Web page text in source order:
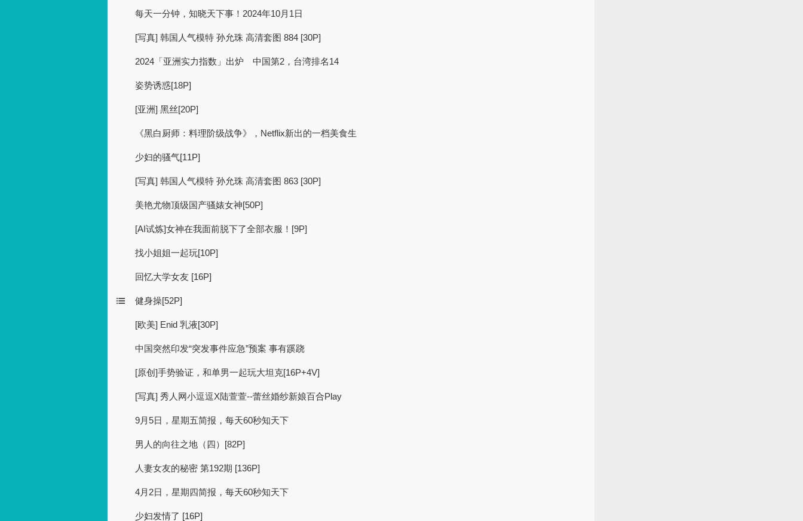
每天一分钟，知晓天下事！2024年10月1日
[写真] 韩国人气模特 孙允珠 高清套图 884 [30P]
2024「亚洲实力指数」出炉 中国第2，台湾排名14
姿势诱惑[18P]
[亚洲] 黑丝[20P]
《黑白厨师：料理阶级战争》，Netflix新出的一档美食生
少妇的骚气[11P]
[写真] 韩国人气模特 孙允珠 高清套图 863 [30P]
美艳尤物顶级国产骚婊女神[50P]
[AI试炼]女神在我面前脱下了全部衣服！[9P]
找小姐姐一起玩[10P]
回忆大学女友 [16P]
健身操[52P]
[欧美] Enid 乳液[30P]
中国突然印发“突发事件应急”预案 事有蹊跷
[原创]手势验证，和单男一起玩大坦克[16P+4V]
[写真] 秀人网小逗逗X陆萱萱--蕾丝婚纱新娘百合Play
9月5日，星期五简报，每天60秒知天下
男人的向往之地（四）[82P]
人妻女友的秘密 第192期 [136P]
4月2日，星期四简报，每天60秒知天下
少妇发情了 [16P]